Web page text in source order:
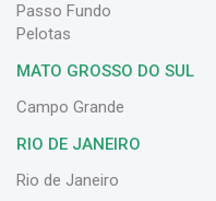
Passo Fundo
Pelotas
MATO GROSSO DO SUL
Campo Grande
RIO DE JANEIRO
Rio de Janeiro